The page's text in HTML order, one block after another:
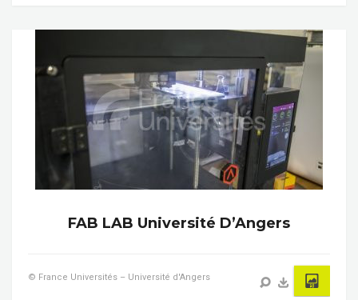
FAB LAB Université D’Angers
© France Universités – Université d'Angers